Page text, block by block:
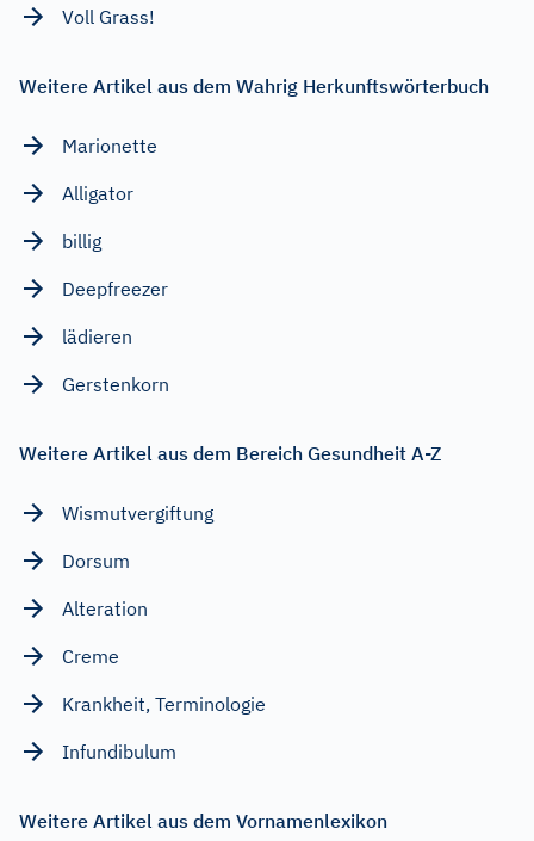
Voll Grass!
Weitere Artikel aus dem Wahrig Herkunftswörterbuch
Marionette
Alligator
billig
Deepfreezer
lädieren
Gerstenkorn
Weitere Artikel aus dem Bereich Gesundheit A-Z
Wismutvergiftung
Dorsum
Alteration
Creme
Krankheit, Terminologie
Infundibulum
Weitere Artikel aus dem Vornamenlexikon